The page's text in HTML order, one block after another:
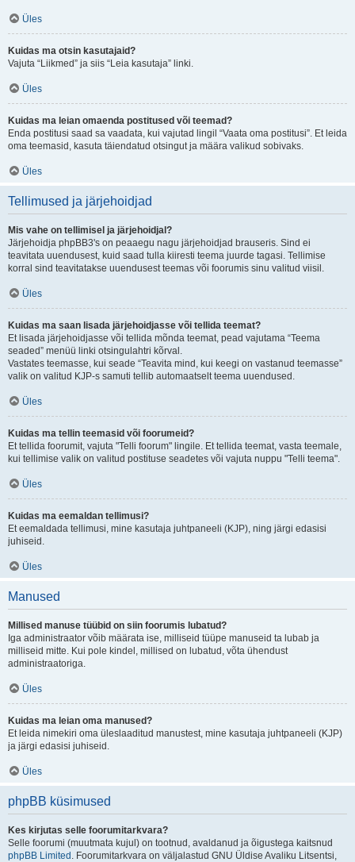
Üles
Kuidas ma otsin kasutajaid?
Vajuta “Liikmed” ja siis “Leia kasutaja” linki.
Üles
Kuidas ma leian omaenda postitused või teemad?
Enda postitusi saad sa vaadata, kui vajutad lingil “Vaata oma postitusi”. Et leida
oma teemasid, kasuta täiendatud otsingut ja määra valikud sobivaks.
Üles
Tellimused ja järjehoidjad
Mis vahe on tellimisel ja järjehoidjal?
Järjehoidja phpBB3's on peaaegu nagu järjehoidjad brauseris. Sind ei
teavitata uuendusest, kuid saad tulla kiiresti teema juurde tagasi. Tellimise
korral sind teavitatakse uuendusest teemas või foorumis sinu valitud viisil.
Üles
Kuidas ma saan lisada järjehoidjasse või tellida teemat?
Et lisada järjehoidjasse või tellida mõnda teemat, pead vajutama “Teema
seaded” menüü linki otsingulahtri kõrval.
Vastates teemasse, kui seade “Teavita mind, kui keegi on vastanud teemasse”
valik on valitud KJP-s samuti tellib automaatselt teema uuendused.
Üles
Kuidas ma tellin teemasid või foorumeid?
Et tellida foorumit, vajuta "Telli foorum" lingile. Et tellida teemat, vasta teemale,
kui tellimise valik on valitud postituse seadetes või vajuta nuppu "Telli teema".
Üles
Kuidas ma eemaldan tellimusi?
Et eemaldada tellimusi, mine kasutaja juhtpaneeli (KJP), ning järgi edasisi
juhiseid.
Üles
Manused
Millised manuse tüübid on siin foorumis lubatud?
Iga administraator võib määrata ise, milliseid tüüpe manuseid ta lubab ja
milliseid mitte. Kui pole kindel, millised on lubatud, võta ühendust
administraatoriga.
Üles
Kuidas ma leian oma manused?
Et leida nimekiri oma üleslaaditud manustest, mine kasutaja juhtpaneeli (KJP)
ja järgi edasisi juhiseid.
Üles
phpBB küsimused
Kes kirjutas selle foorumitarkvara?
Selle foorumi (muutmata kujul) on tootnud, avaldanud ja õigustega kaitsnud
phpBB Limited . Foorumitarkvara on väljalastud GNU Üldise Avaliku Litsentsi,